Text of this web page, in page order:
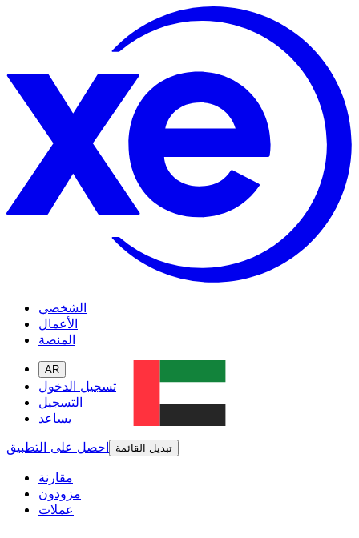
الشخصي
الأعمال
المنصة
AR
تسجيل الدخول
التسجيل
يساعد
احصل على التطبيق
تبديل القائمة
مقارنة
مزودون
عملات